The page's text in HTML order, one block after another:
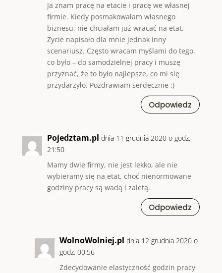
Ja znam pracę na etacie i pracę we własnej
firmie. Kiedy posmakowałam własnego
biznesu, nie chciałam już wracać na etat.
Życie napisało dla mnie jednak inny
scenariusz. Często wracam myślami do tego,
co było – do samodzielnej pracy i muszę
przyznać, że to było najlepsze, co mi się
przydarzyło. Pozdrawiam serdecznie :)
Odpowiedz
Pojedztam.pl dnia 11 grudnia 2020 o godz.
21:50
Mamy dwie firmy, nie jest lekko, ale nie
wybieramy się na etat, choć nienormowane
godziny pracy są wadą i zaletą.
Odpowiedz
WolnoWolniej.pl dnia 12 grudnia 2020 o
godz. 00:56
Zdecydowanie elastyczność godzin pracy